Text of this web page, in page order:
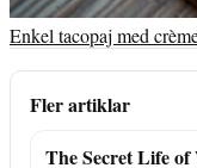
Enkel tacopaj med
Fler artiklar
The Secret Life